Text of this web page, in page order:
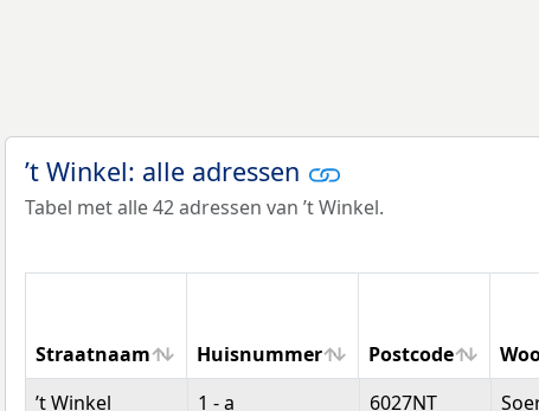
’t Winkel: alle adressen
Tabel met alle 42 adressen van ’t Winkel.
Straatnaam Huisnummer Postcode
Straatnaam
Huisnummer Postcode
’t Winkel 1 - a 6027NT